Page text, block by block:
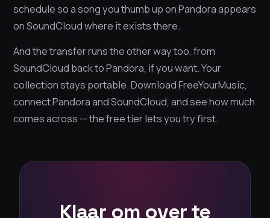
schedule so a song you thumb up on Pandora appears
on SoundCloud where it exists there.
And the transfer runs the other way too, from
SoundCloud back to Pandora, if you want. Your
collection stays portable. Download FreeYourMusic,
connect Pandora and SoundCloud, and see how much
comes across — the free tier lets you try first.
Klaar om over te